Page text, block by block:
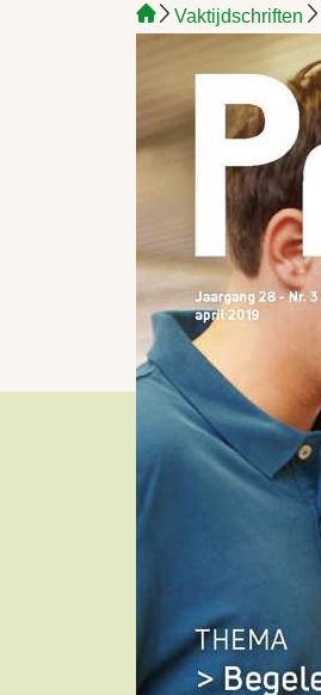
Vaktijdschriften